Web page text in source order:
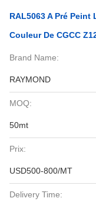
RAL5063 A Pré
Couleur De CGCC
Brand Name:
RAYMOND
MOQ:
50mt
Prix:
USD500-800/MT
Delivery Time: